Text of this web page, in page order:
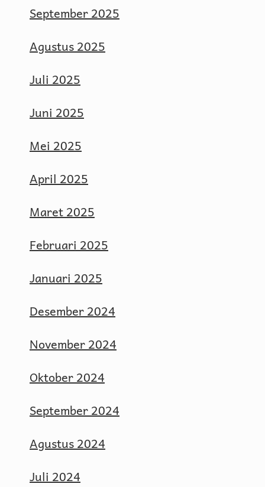
September 2025
Agustus 2025
Juli 2025
Juni 2025
Mei 2025
April 2025
Maret 2025
Februari 2025
Januari 2025
Desember 2024
November 2024
Oktober 2024
September 2024
Agustus 2024
Juli 2024